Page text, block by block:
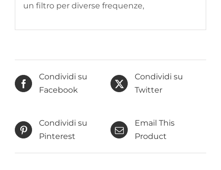
un filtro per diverse frequenze,
Condividi su
Facebook
Condividi su
Twitter
Condividi su
Pinterest
Email This
Product